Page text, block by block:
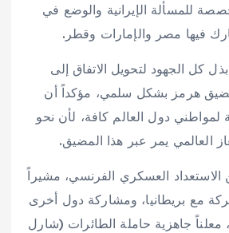
للمسألة الإيرانية والوضع في
فيها مصر والإمارات وقطر.
كل الجهود لتحويل الاتفاق إلى
هرمز بشكل سلمي، مؤكداً أن
لمواطني دول العالم كافة، لأن نحو
العالمي يمر عبر هذا المضيق.
العسكري الفرنسي، مشيراً
مع بريطانيا، ومشاركة دول أخرى
معلناً جاهزية حاملة الطائرات (شارل